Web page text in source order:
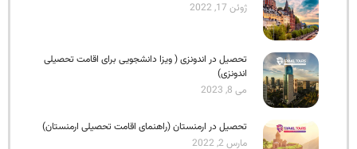
ژوئن 17, 2022
تحصیل در اندونزی ( ویزا دانشجویی برای اقامت تحصیلی
اندونزی)
می 8, 2023
تحصیل در ارمنستان (راهنمای اقامت تحصیلی ارمنستان)
مارس 2, 2022